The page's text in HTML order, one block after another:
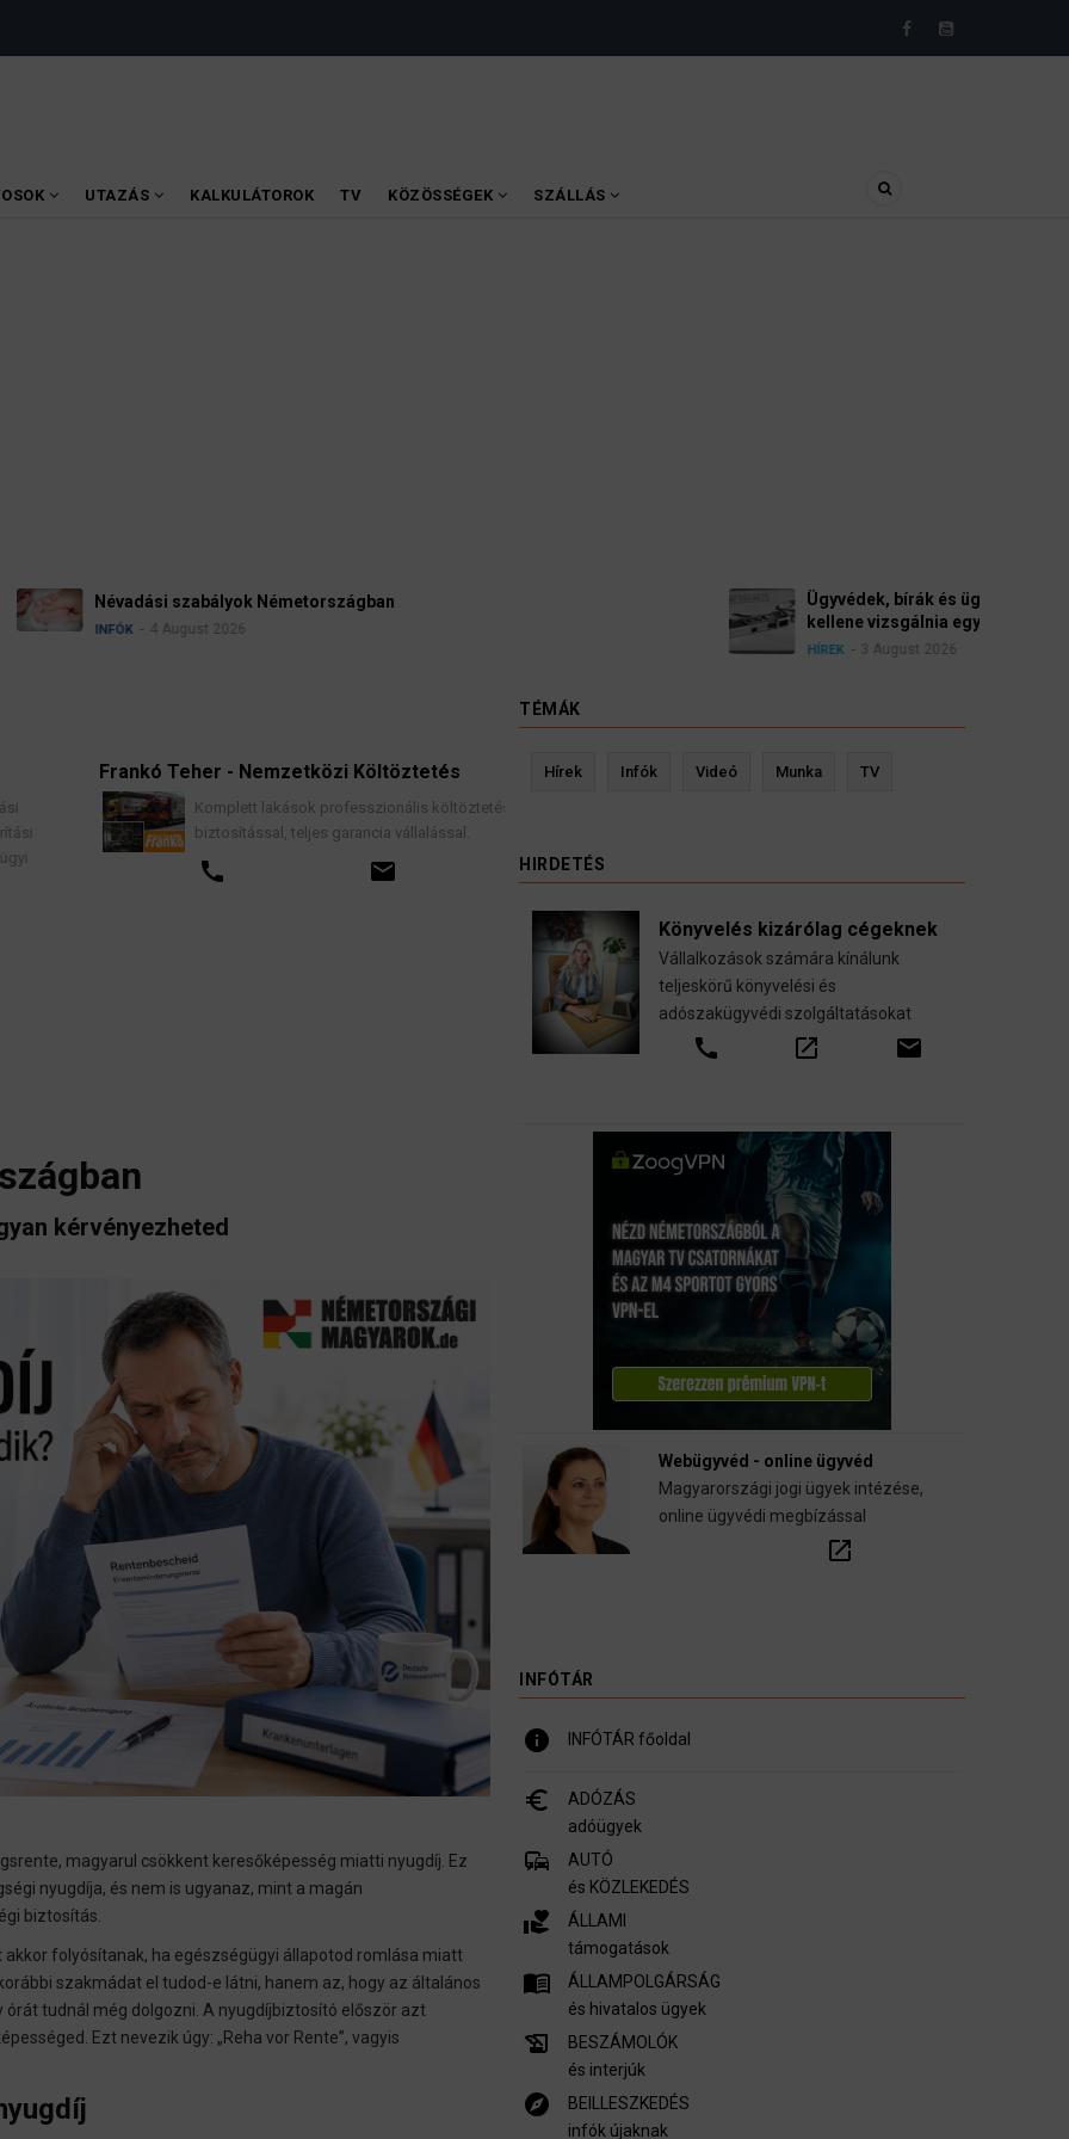
UTAZÁS KALKULÁTOROK TV KÖZÖSSÉGEK SZÁLLÁS
Ügyvédek, bírák és ügyészek szerint a német politikának mielőbb meg
kellene vizsgálnia egy pártbetiltási eljárás elindítását.
Frankó Teher - Nemzetközi Költöztetés
Komplett lakások professzionális költöztetése
biztosítással, teljes garancia vállalással.
Kevin Ressler biztosítási szakértő
kérvényezheted
magyarul csökkent keresőképesség miatti nyugdíj. Ez
nyugdíja, és nem is ugyanaz, mint a magán
biztosítás.
folyósítanak, ha egészségügyi állapotod romlása miatt
szakmádat el tudod-e látni, hanem az, hogy az általános
tudnál még dolgozni. A nyugdíjbiztosító először azt
Ezt nevezik úgy: „Reha vor Rente”, vagyis
TÉMÁK
Hírek Infók Videó Munka TV
HIRDETÉS
Könyvelés kizárólag cégeknek
Vállalkozások számára kínálunk
teljeskörű könyvelési és
adószakügyvédi szolgáltatásokat
call open_in_new email
Webügyvéd - online ügyvéd
Magyarországi jogi ügyek intézése,
online ügyvédi megbízással
open_in_new
INFÓTÁR
info INFÓTÁR főoldal
euro_symbol
ADÓZÁS
adóügyek
commute
AUTÓ
és KÖZLEKEDÉS
volunteer_activism
ÁLLAMI
támogatások
menu_book
ÁLLAMPOLGÁRSÁG
és hivatalos ügyek
history_edu
BESZÁMOLÓK
és interjúk
explore
BEILLESZKEDÉS
infók újaknak